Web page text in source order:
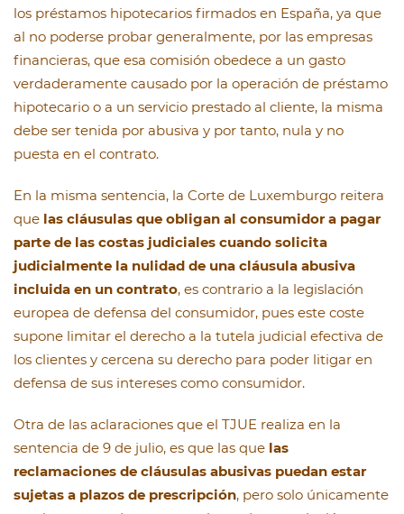
los préstamos hipotecarios firmados en España, ya que
al no poderse probar generalmente, por las empresas
financieras, que esa comisión obedece a un gasto
verdaderamente causado por la operación de préstamo
hipotecario o a un servicio prestado al cliente, la misma
debe ser tenida por abusiva y por tanto, nula y no
puesta en el contrato.
En la misma sentencia, la Corte de Luxemburgo reitera
que las cláusulas que obligan al consumidor a pagar
parte de las costas judiciales cuando solicita
judicialmente la nulidad de una cláusula abusiva
incluida en un contrato, es contrario a la legislación
europea de defensa del consumidor, pues este coste
supone limitar el derecho a la tutela judicial efectiva de
los clientes y cercena su derecho para poder litigar en
defensa de sus intereses como consumidor.
Otra de las aclaraciones que el TJUE realiza en la
sentencia de 9 de julio, es que las que las
reclamaciones de cláusulas abusivas puedan estar
sujetas a plazos de prescripción, pero solo únicamente